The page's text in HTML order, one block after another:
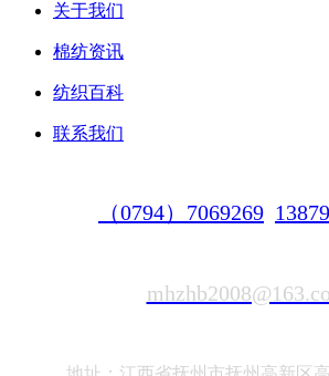
关于我们
棉纺资讯
纺织百科
联系我们
（0794）7069269